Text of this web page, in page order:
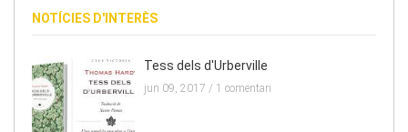
NOTÍCIES D'INTERÈS
Tess dels d'Urberville
jun 09, 2017 / 1 comentari